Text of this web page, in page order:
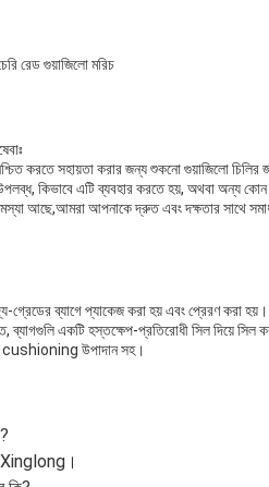
রেড গুয়াজিলো মরিচ
করতে সহায়তা করার জন্য শুকনো গুয়াজিলো
কিভাবে এটি ব্যবহার করতে হয়, অথবা অন্য কোন
আছে,আমরা আপনাকে দ্রুত এবং দক্ষতার সাথে
গ্রেডের ব্যাগে প্যাকেজ করা হয় এবং প্রেরণ করা
একটি হস্তক্ষেপ-প্রতিরোধী সিল দিয়ে সিল
cushioning উপাদান সহ।
Xinglong।